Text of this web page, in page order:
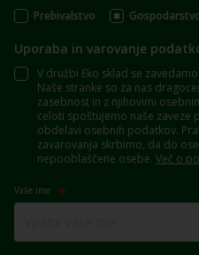
Prebivalstvo
Uporaba in varovanje
V družbi Eko sklad se
Naše stranke so za nas
zasebnost in z njihovimi
celoti spoštujemo naše zaveze
obdelavi osebnih podatkov.
zavarovanja skrbimo, da do
nepooblaščene osebe. Več o
Vaše ime